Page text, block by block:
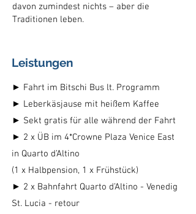
davon zumindest nichts – aber die
Traditionen leben.
Leistungen
► Fahrt im Bitschi Bus lt. Programm
► Leberkäsjause mit heißem Kaffee
► Sekt gratis für alle während der Fahrt
► 2 x ÜB im 4*Crowne Plaza Venice East
in Quarto d’Altino
(1 x Halbpension, 1 x Frühstück)
► 2 x Bahnfahrt Quarto d’Altino - Venedig
St. Lucia - retour